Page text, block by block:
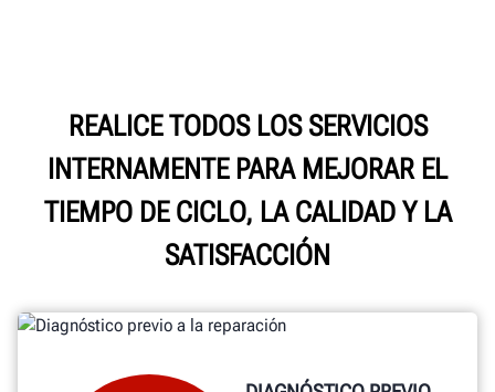
REALICE TODOS LOS SERVICIOS
INTERNAMENTE PARA MEJORAR EL
TIEMPO DE CICLO, LA CALIDAD Y LA
SATISFACCIÓN